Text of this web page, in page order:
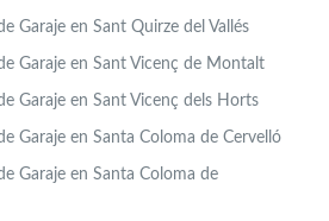
Garaje en Sant Quirze del Vallés
Garaje en Sant Vicenç de Montalt
Garaje en Sant Vicenç dels Horts
Garaje en Santa Coloma de Cervelló
Garaje en Santa Coloma de